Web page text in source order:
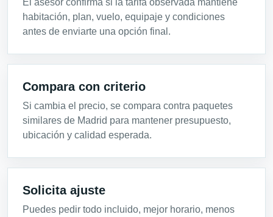
habitación, plan, vuelo, equipaje y condiciones
antes de enviarte una opción final.
Compara con criterio
Si cambia el precio, se compara contra paquetes
similares de Madrid para mantener presupuesto,
ubicación y calidad esperada.
Solicita ajuste
Puedes pedir todo incluido, mejor horario, menos